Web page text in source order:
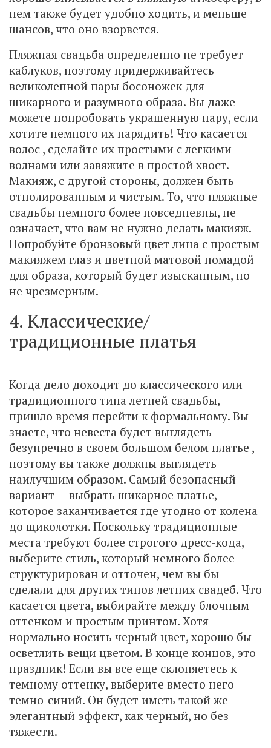
нем также будет удобно ходить, и меньше
шансов, что оно взорвется.
Пляжная свадьба определенно не требует
каблуков, поэтому придерживайтесь
великолепной пары босоножек для
шикарного и разумного образа. Вы даже
можете попробовать украшенную пару, если
хотите немного их нарядить! Что касается
волос , сделайте их простыми с легкими
волнами или завяжите в простой хвост.
Макияж, с другой стороны, должен быть
отполированным и чистым. То, что пляжные
свадьбы немного более повседневны, не
означает, что вам не нужно делать макияж.
Попробуйте бронзовый цвет лица с простым
макияжем глаз и цветной матовой помадой
для образа, который будет изысканным, но
не чрезмерным.
4. Классические/
традиционные платья
Когда дело доходит до классического или
традиционного типа летней свадьбы,
пришло время перейти к формальному. Вы
знаете, что невеста будет выглядеть
безупречно в своем большом белом платье ,
поэтому вы также должны выглядеть
наилучшим образом. Самый безопасный
вариант — выбрать шикарное платье,
которое заканчивается где угодно от колена
до щиколотки. Поскольку традиционные
места требуют более строгого дресс-кода,
выберите стиль, который немного более
структурирован и отточен, чем вы бы
сделали для других типов летних свадеб. Что
касается цвета, выбирайте между блочным
оттенком и простым принтом. Хотя
нормально носить черный цвет, хорошо бы
осветлить вещи цветом. В конце концов, это
праздник! Если вы все еще склоняетесь к
темному оттенку, выберите вместо него
темно-синий. Он будет иметь такой же
элегантный эффект, как черный, но без
тяжести.